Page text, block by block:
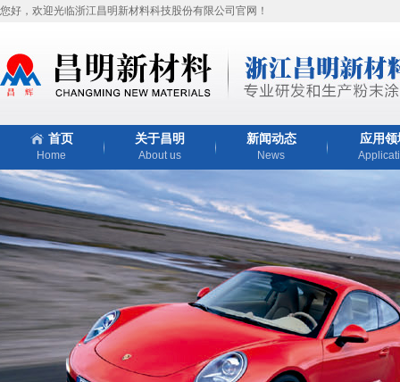
您好，欢迎光临浙江昌明新材料科技股份有限公司官网！
首页
Home
关于昌明
About us
新闻动态
News
应用领